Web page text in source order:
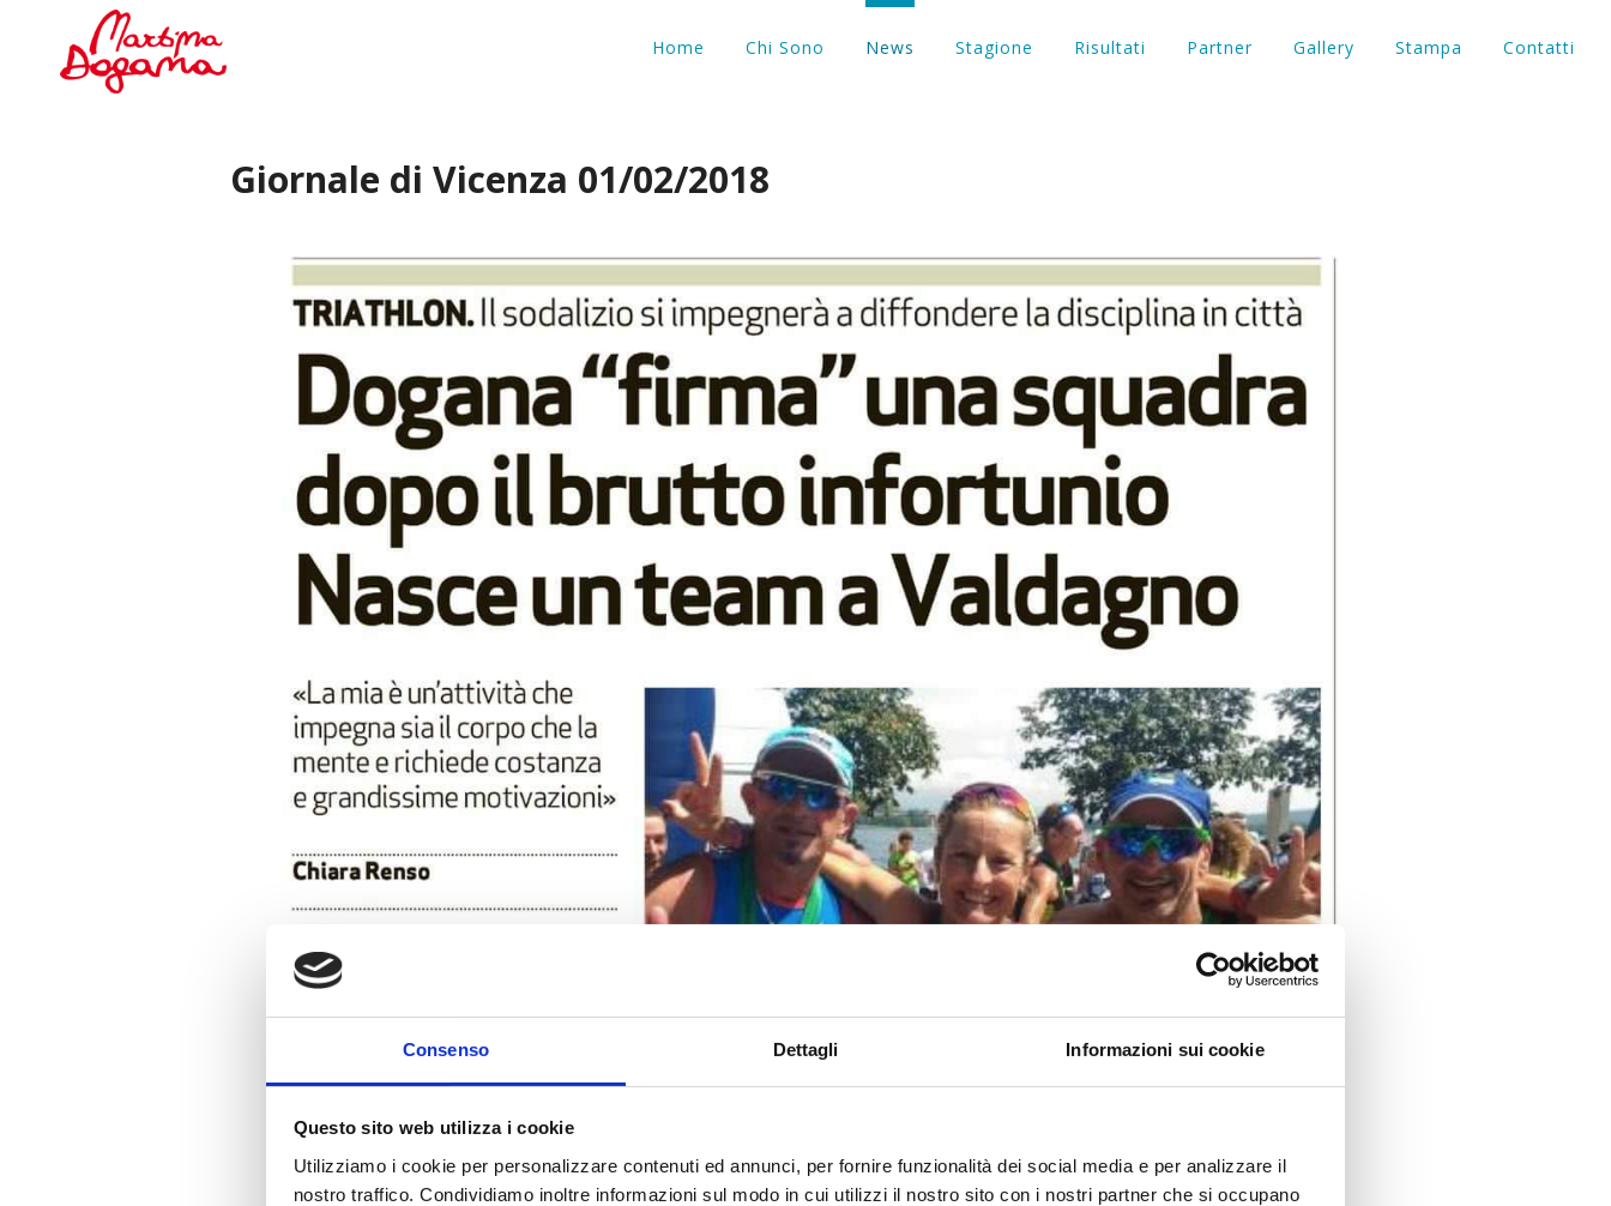
Consenso Dettagli Informazioni sui cookie
Questo sito web utilizza i cookie
Utilizziamo i cookie per personalizzare contenuti ed annunci, per fornire funzionalità dei social media e per analizzare il
nostro traffico. Condividiamo inoltre informazioni sul modo in cui utilizzi il nostro sito con i nostri partner che si occupano
Home Chi Sono News Stagione Risultati Partner Gallery Stampa Contatti
Giornale di Vicenza 01/02/2018